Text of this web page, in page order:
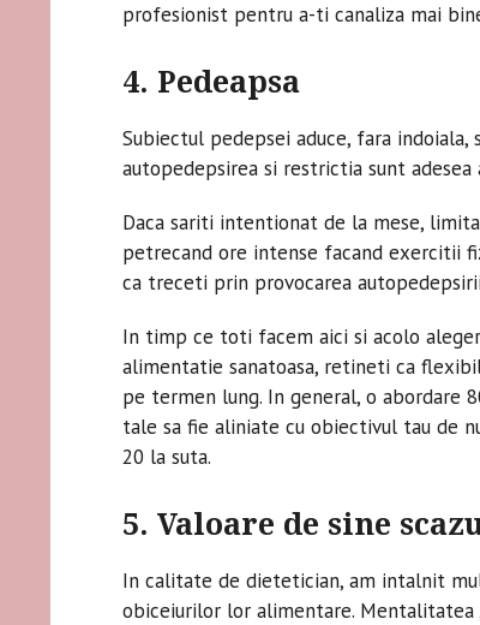
profesionist pentru a-ti canaliza mai
4. Pedeapsa
Subiectul pedepsei aduce, fara
autopedepsirea si restrictia sunt
Daca sariti intentionat de la mese,
petrecand ore intense facand exercitii
ca treceti prin provocarea
In timp ce toti facem aici si acolo
alimentatie sanatoasa, retineti ca
pe termen lung. In general, o abordare
tale sa fie aliniate cu obiectivul tau de
20 la suta.
5. Valoare de sine
In calitate de dietetician, am intalnit
obiceiurilor lor alimentare. Mentalitatea